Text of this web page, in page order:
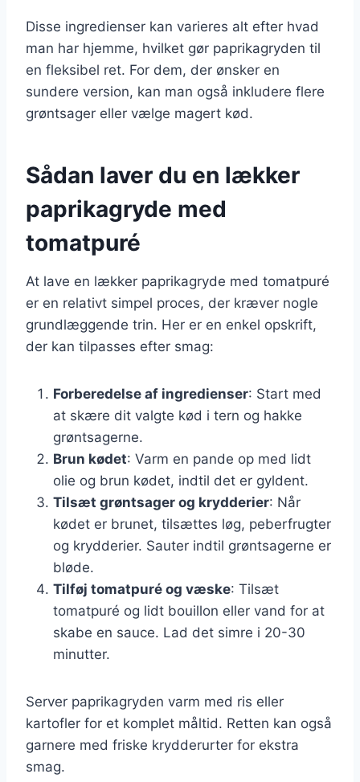
Disse ingredienser kan varieres alt efter hvad
man har hjemme, hvilket gør paprikagryden til
en fleksibel ret. For dem, der ønsker en
sundere version, kan man også inkludere flere
grøntsager eller vælge magert kød.
Sådan laver du en lækker
paprikagryde med
tomatpuré
At lave en lækker paprikagryde med tomatpuré
er en relativt simpel proces, der kræver nogle
grundlæggende trin. Her er en enkel opskrift,
der kan tilpasses efter smag:
Forberedelse af ingredienser: Start med
at skære dit valgte kød i tern og hakke
grøntsagerne.
Brun kødet: Varm en pande op med lidt
olie og brun kødet, indtil det er gyldent.
Tilsæt grøntsager og krydderier: Når
kødet er brunet, tilsættes løg, peberfrugter
og krydderier. Sauter indtil grøntsagerne er
bløde.
Tilføj tomatpuré og væske: Tilsæt
tomatpuré og lidt bouillon eller vand for at
skabe en sauce. Lad det simre i 20-30
minutter.
Server paprikagryden varm med ris eller
kartofler for et komplet måltid. Retten kan også
garnere med friske krydderurter for ekstra
smag.